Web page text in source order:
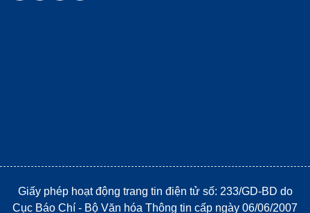
Giấy phép hoạt động trang tin điện tử số: 233/GD-BD do
Cục Báo Chí - Bộ Văn hóa Thông tin cấp ngày 06/06/2007